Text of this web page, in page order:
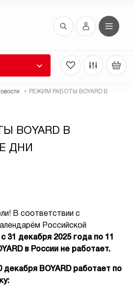
РЕЖИМ РАБОТЫ BOYARD В
BOYARD В
ДНИ
В соответствии с
Российской
с 31 декабря 2025 года по 11
в России не работает.
декабря BOYARD работает по
пароля